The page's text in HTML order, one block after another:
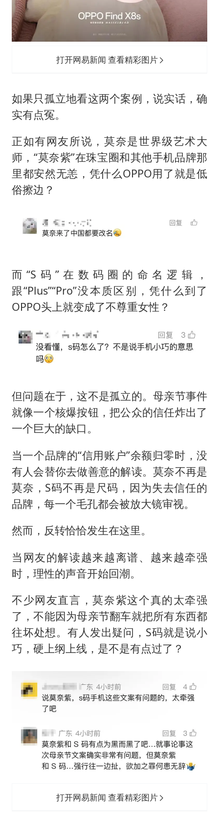
打开网易新闻 查看精彩图片
如果只孤立地看这两个案例，说实话，确
实有点冤。
正如有网友所说，莫奈是世界级艺术大
师，“莫奈紫”在珠宝圈和其他手机品牌那
里都安然无恙，凭什么OPPO用了就是低
俗擦边？
而“S码”在数码圈的命名逻辑，
跟“Plus”“Pro”没本质区别，凭什么到了
OPPO头上就变成了不尊重女性？
但问题在于，这不是孤立的。母亲节事件
就像一个核爆按钮，把公众的信任炸出了
一个巨大的缺口。
当一个品牌的“信用账户”余额归零时，没
有人会替你去做善意的解读。莫奈不再是
莫奈，S码不再是尺码，因为失去信任的
品牌，每一个毛孔都会被放大镜审视。
然而，反转恰恰发生在这里。
当网友的解读越来越离谱、越来越牵强
时，理性的声音开始回潮。
不少网友直言，莫奈紫这个真的太牵强
了，不能因为母亲节翻车就把所有东西都
往坏处想。有人发出疑问，S码就是说小
巧，硬上纲上线，是不是有点过了？
打开网易新闻 查看精彩图片